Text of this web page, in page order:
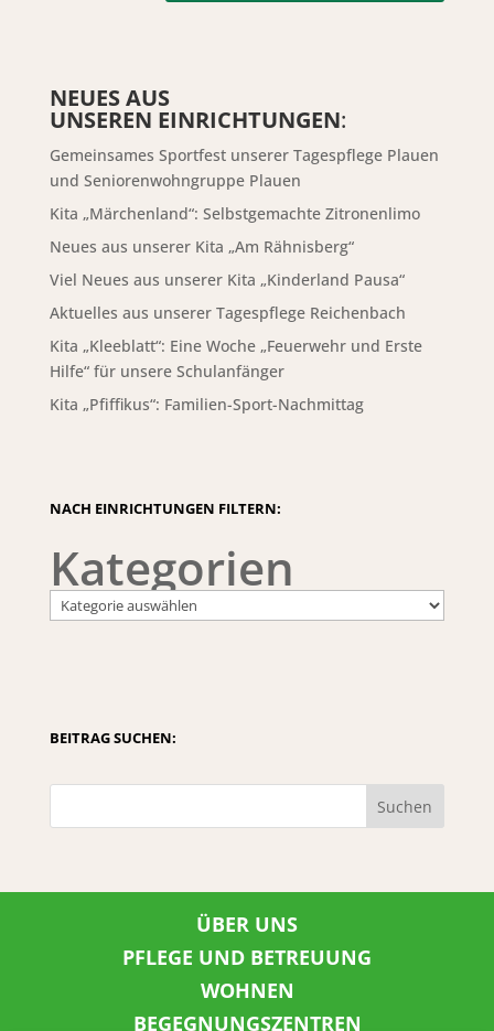
NEUES AUS
UNSEREN EINRICHTUNGEN:
Gemeinsames Sportfest unserer Tagespflege Plauen
und Seniorenwohngruppe Plauen
Kita „Märchenland“: Selbstgemachte Zitronenlimo
Neues aus unserer Kita „Am Rähnisberg“
Viel Neues aus unserer Kita „Kinderland Pausa“
Aktuelles aus unserer Tagespflege Reichenbach
Kita „Kleeblatt“: Eine Woche „Feuerwehr und Erste
Hilfe“ für unsere Schulanfänger
Kita „Pfiffikus“: Familien-Sport-Nachmittag
NACH EINRICHTUNGEN FILTERN:
Kategorien
BEITRAG SUCHEN:
Suchen
ÜBER UNS
PFLEGE UND BETREUUNG
WOHNEN
BEGEGNUNGSZENTREN